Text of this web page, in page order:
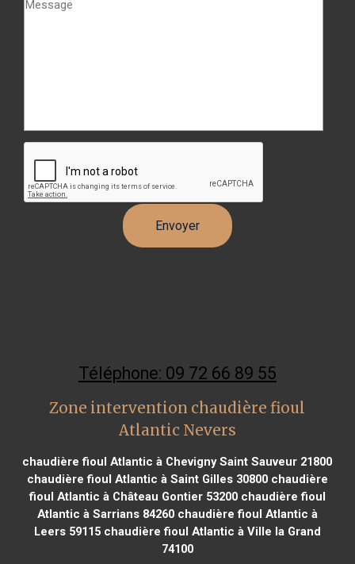
Téléphone: 09 72 66 89 55
Zone intervention chaudière fioul
Atlantic Nevers
chaudière fioul Atlantic à Chevigny Saint Sauveur 21800
chaudière fioul Atlantic à Saint Gilles 30800chaudière
fioul Atlantic à Château Gontier 53200chaudière fioul
Atlantic à Sarrians 84260chaudière fioul Atlantic à
Leers 59115chaudière fioul Atlantic à Ville la Grand
74100